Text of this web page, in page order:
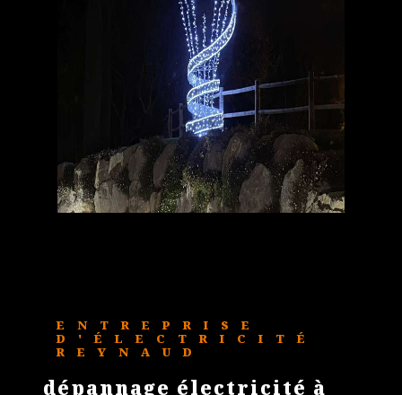
ENTREPRISE
D'ÉLECTRICITÉ
REYNAUD
dépannage électricité à